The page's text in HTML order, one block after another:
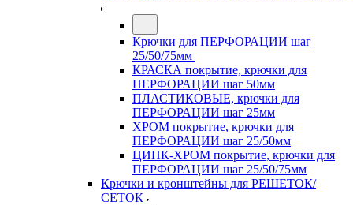
Крючки для ПЕРФОРАЦИИ шаг
25/50/75мм
КРАСКА покрытие, крючки для
ПЕРФОРАЦИИ шаг 50мм
ПЛАСТИКОВЫЕ, крючки для
ПЕРФОРАЦИИ шаг 25мм
ХРОМ покрытие, крючки для
ПЕРФОРАЦИИ шаг 25/50мм
ЦИНК-ХРОМ покрытие, крючки для
ПЕРФОРАЦИИ шаг 25/50/75мм
Крючки и кронштейны для РЕШЕТОК/
СЕТОК